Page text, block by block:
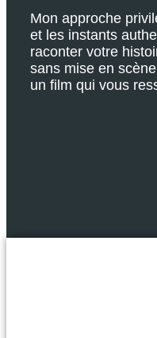
Mon approche
et les instants
raconter votre
sans mise en
un film qui vous